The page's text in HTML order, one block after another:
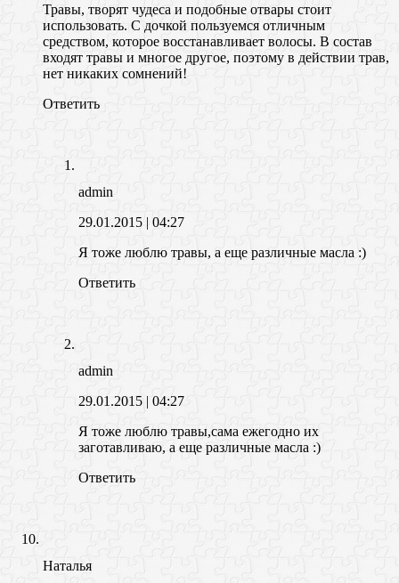
Травы, творят чудеса и подобные отвары стоит
использовать. С дочкой пользуемся отличным
средством, которое восстанавливает волосы. В состав
входят травы и многое другое, поэтому в действии трав,
нет никаких сомнений!
Ответить
admin
29.01.2015 | 04:27
Я тоже люблю травы, а еще различные масла :)
Ответить
admin
29.01.2015 | 04:27
Я тоже люблю травы,сама ежегодно их
заготавливаю, а еще различные масла :)
Ответить
Наталья